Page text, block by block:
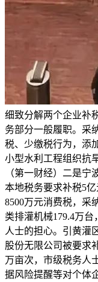
细致分解两个企业补
务部分一般履职。采
税、少缴税行为，添
小型水利工程组织抗
（第一财经）二是宁
本地税务要求补税5
8500万元消费税，采
类排灌机械179.4万
人士的担心。引黄灌
股份无限公司被要求
万亩次，市级税务人
据风险提醒等对个体